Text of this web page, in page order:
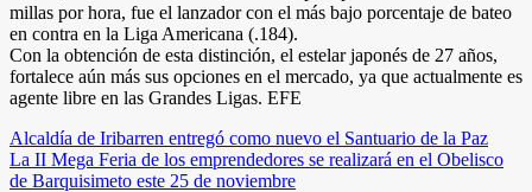
millas por hora, fue el lanzador con el más bajo porcentaje de bateo
en contra en la Liga Americana (.184).
Con la obtención de esta distinción, el estelar japonés de 27 años,
fortalece aún más sus opciones en el mercado, ya que actualmente es
agente libre en las Grandes Ligas. EFE
Navegación
de
Alcaldía de Iribarren entregó como nuevo el Santuario de la Paz
La II Mega Feria de los emprendedores se realizará en el Obelisco
de Barquisimeto este 25 de noviembre